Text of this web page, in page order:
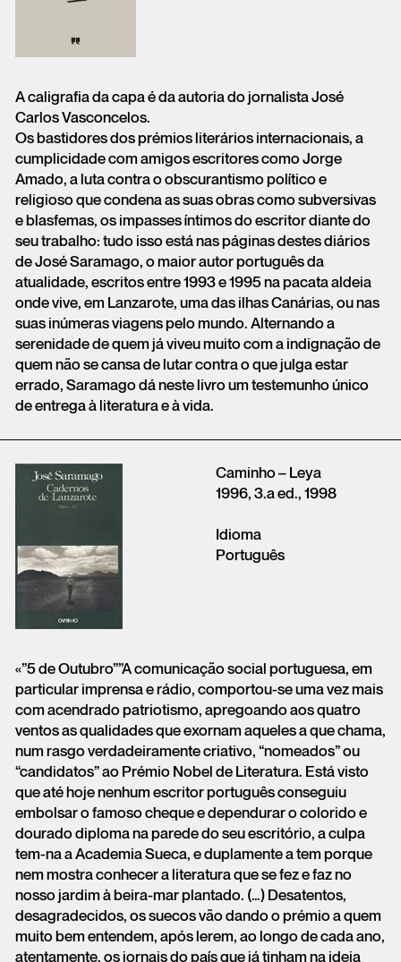
A caligrafia da capa é da autoria do jornalista José
Carlos Vasconcelos.
Os bastidores dos prémios literários internacionais, a
cumplicidade com amigos escritores como Jorge
Amado, a luta contra o obscurantismo político e
religioso que condena as suas obras como subversivas
e blasfemas, os impasses íntimos do escritor diante do
seu trabalho: tudo isso está nas páginas destes diários
de José Saramago, o maior autor português da
atualidade, escritos entre 1993 e 1995 na pacata aldeia
onde vive, em Lanzarote, uma das ilhas Canárias, ou nas
suas inúmeras viagens pelo mundo. Alternando a
serenidade de quem já viveu muito com a indignação de
quem não se cansa de lutar contra o que julga estar
errado, Saramago dá neste livro um testemunho único
de entrega à literatura e à vida.
Caminho – Leya
1996, 3.a ed., 1998
Idioma
Português
«”5 de Outubro””A comunicação social portuguesa, em
particular imprensa e rádio, comportou-se uma vez mais
com acendrado patriotismo, apregoando aos quatro
ventos as qualidades que exornam aqueles a que chama,
num rasgo verdadeiramente criativo, “nomeados” ou
“candidatos” ao Prémio Nobel de Literatura. Está visto
que até hoje nenhum escritor português conseguiu
embolsar o famoso cheque e dependurar o colorido e
dourado diploma na parede do seu escritório, a culpa
tem-na a Academia Sueca, e duplamente a tem porque
nem mostra conhecer a literatura que se fez e faz no
nosso jardim à beira-mar plantado. (…) Desatentos,
desagradecidos, os suecos vão dando o prémio a quem
muito bem entendem, após lerem, ao longo de cada ano,
atentamente, os jornais do país que já tinham na ideia